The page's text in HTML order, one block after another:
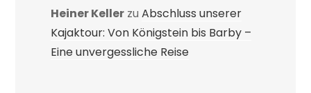
Heiner Keller zuAbschluss unserer
Kajaktour: Von Königstein bis Barby –
Eine unvergessliche Reise